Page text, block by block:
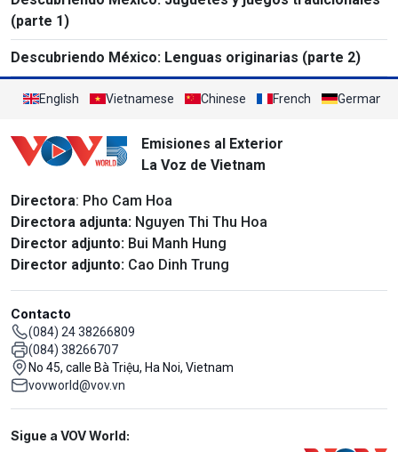
(parte 1)
Descubriendo México: Lenguas originarias (parte 2)
English Vietnamese Chinese French German
Emisiones al Exterior
La Voz de Vietnam
Directora: Pho Cam Hoa
Directora adjunta: Nguyen Thi Thu Hoa
Director adjunto: Bui Manh Hung
Director adjunto: Cao Dinh Trung
Contacto
(084) 24 38266809
(084) 38266707
No 45, calle Bà Triệu, Ha Noi, Vietnam
vovworld@vov.vn
Mạng xã hội
Sigue a VOV World: